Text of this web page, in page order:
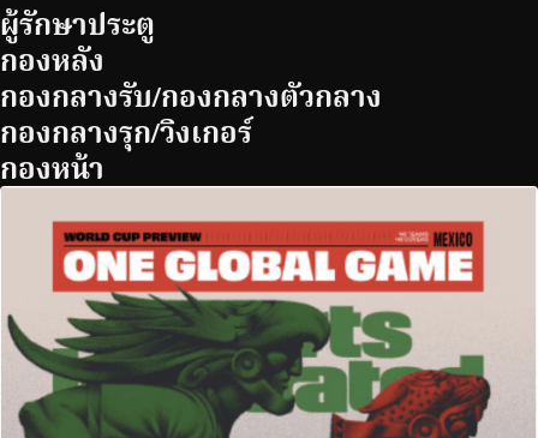
ผู้รักษาประตู
กองหลัง
กองกลางรับ/กองกลางตัวกลาง
กองกลางรุก/วิงเกอร์
กองหน้า